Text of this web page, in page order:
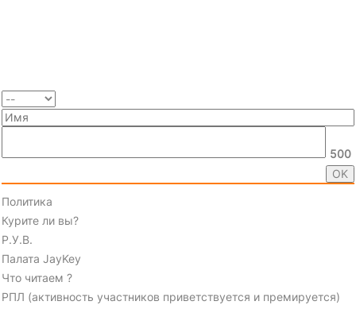
500
Политика
Курите ли вы?
Р.У.В.
Палата JayKey
Что читаем ?
РПЛ (активность участников приветствуется и премируется)